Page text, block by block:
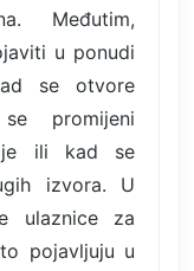
Međutim,
u ponudi
se otvore
promijeni
ili kad se
izvora. U
ulaznice za
pojavljuju u